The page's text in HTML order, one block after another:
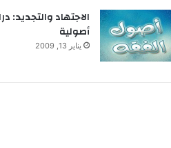
الاجتهاد والتجديد:
أصولية
يناير 13, 2009